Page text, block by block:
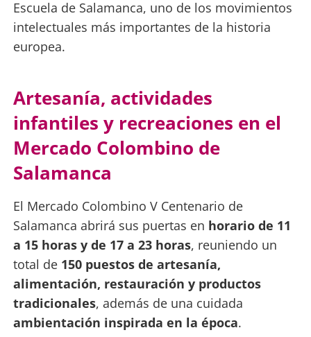
Escuela de Salamanca, uno de los movimientos
intelectuales más importantes de la historia
europea.
Artesanía, actividades
infantiles y recreaciones en el
Mercado Colombino de
Salamanca
El Mercado Colombino V Centenario de
Salamanca abrirá sus puertas en horario de 11
a 15 horas y de 17 a 23 horas, reuniendo un
total de 150 puestos de artesanía,
alimentación, restauración y productos
tradicionales, además de una cuidada
ambientación inspirada en la época.